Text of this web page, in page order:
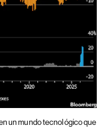
un mundo tecnológico que